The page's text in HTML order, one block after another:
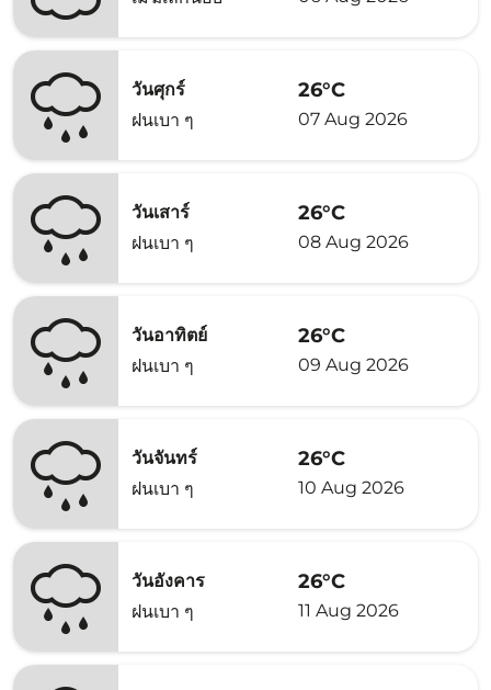
วันศุกร์
ฝนเบา ๆ
26°C
07 Aug 2026
วันเสาร์
ฝนเบา ๆ
26°C
08 Aug 2026
วันอาทิตย์
ฝนเบา ๆ
26°C
09 Aug 2026
วันจันทร์
ฝนเบา ๆ
26°C
10 Aug 2026
วันอังคาร
ฝนเบา ๆ
26°C
11 Aug 2026